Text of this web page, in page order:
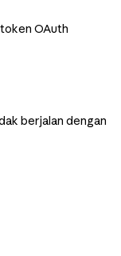
OAuth
berjalan dengan